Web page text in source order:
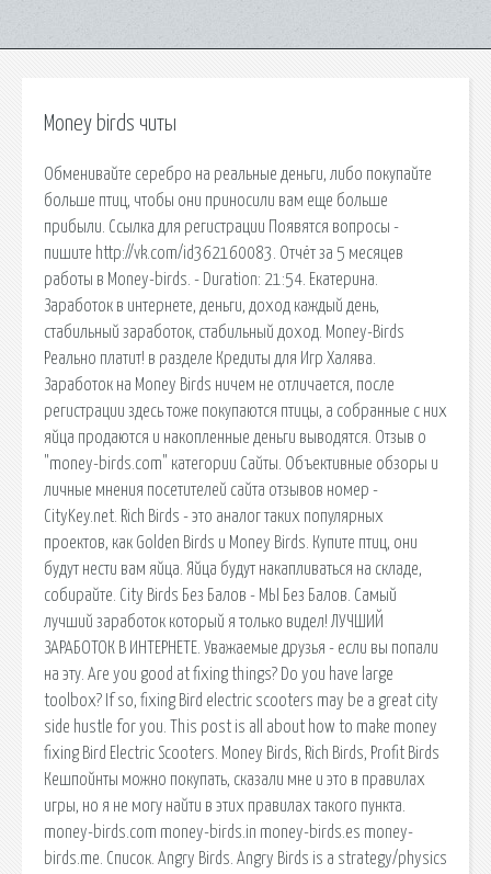
Money birds читы
Обменивайте серебро на реальные деньги, либо покупайте
больше птиц, чтобы они приносили вам еще больше
прибыли. Ссылка для регистрации Появятся вопросы -
пишите http://vk.com/id362160083. Отчёт за 5 месяцев
работы в Money-birds. - Duration: 21:54. Екатерина.
Заработок в интернете, деньги, доход каждый день,
стабильный заработок, стабильный доход. Money-Birds
Реально платит! в разделе Кредиты для Игр Халява.
Заработок на Money Birds ничем не отличается, после
регистрации здесь тоже покупаются птицы, а собранные с них
яйца продаются и накопленные деньги выводятся. Отзыв о
"money-birds.com" категории Сайты. Объективные обзоры и
личные мнения посетителей сайта отзывов номер -
CityKey.net. Rich Birds - это аналог таких популярных
проектов, как Golden Birds и Money Birds. Купите птиц, они
будут нести вам яйца. Яйца будут накапливаться на складе,
собирайте. City Birds Без Балов - МЫ Без Балов. Самый
лучший заработок который я только видел! ЛУЧШИЙ
ЗАРАБОТОК В ИНТЕРНЕТЕ. Уважаемые друзья - если вы попали
на эту. Are you good at fixing things? Do you have large
toolbox? If so, fixing Bird electric scooters may be a great city
side hustle for you. This post is all about how to make money
fixing Bird Electric Scooters. Money Birds, Rich Birds, Profit Birds
Кешпойнты можно покупать, сказали мне и это в правилах
игры, но я не могу найти в этих правилах такого пункта.
money-birds.com money-birds.in money-birds.es money-
birds.me. Список. Angry Birds. Angry Birds is a strategy/physics